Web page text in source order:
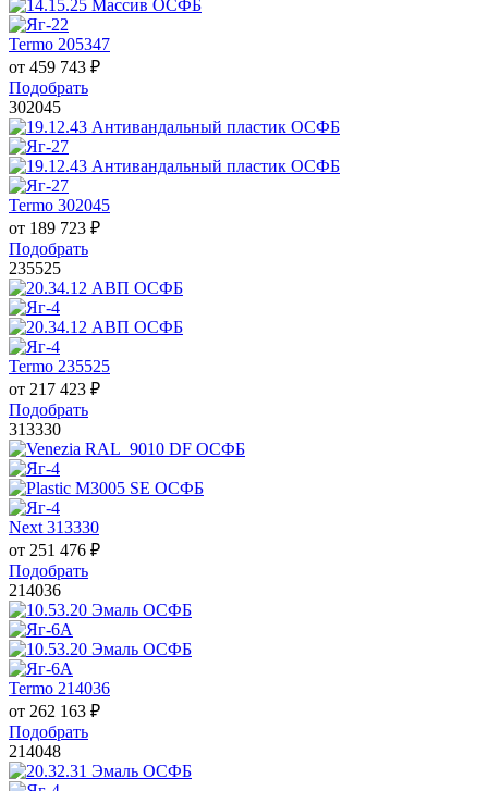
Termo 205347
от 459 743 ₽
Подобрать
302045
Termo 302045
от 189 723 ₽
Подобрать
235525
Termo 235525
от 217 423 ₽
Подобрать
313330
Next 313330
от 251 476 ₽
Подобрать
214036
Termo 214036
от 262 163 ₽
Подобрать
214048